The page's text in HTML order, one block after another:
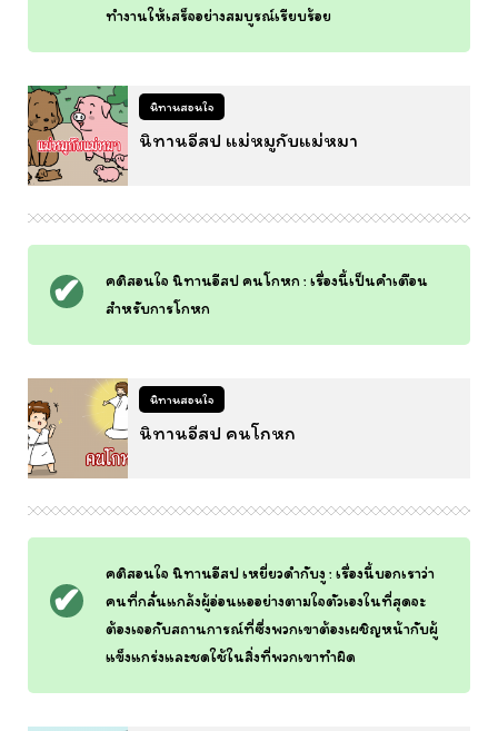
ทำงานให้เสร็จอย่างสมบูรณ์เรียบร้อย
นิทานสอนใจ
นิทานอีสป แม่หมูกับแม่หมา
คติสอนใจ นิทานอีสป คนโกหก : เรื่องนี้เป็นคำเตือน
สำหรับการโกหก
นิทานสอนใจ
นิทานอีสป คนโกหก
คติสอนใจ นิทานอีสป เหยี่ยวดำกับงู : เรื่องนี้บอกเราว่า
คนที่กลั่นแกล้งผู้อ่อนแออย่างตามใจตัวเองในที่สุดจะ
ต้องเจอกับสถานการณ์ที่ซึ่งพวกเขาต้องเผชิญหน้ากับผู้
แข็งแกร่งและชดใช้ในสิ่งที่พวกเขาทำผิด